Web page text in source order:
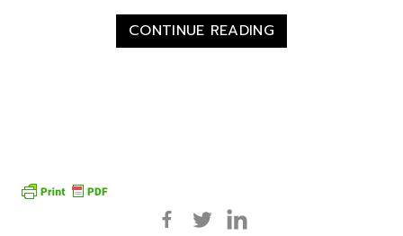
CONTINUE READING